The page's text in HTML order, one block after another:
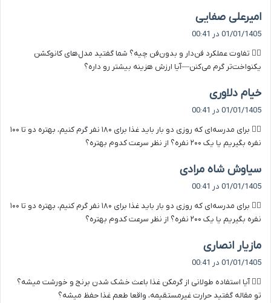
امیرعلی صفایی
ف
:
01/01/1405 در 00:41
۶️⃣ تفاوت عملکرد فن‌دار و بدون‌فن چیه؟ شما گفتید مدل‌های کانوکشن
یکنواخت‌تر گرم می‌کنن—آیا ارزش هزینه بیشتر رو داره؟
خیام دلاوری
ف
:
01/01/1405 در 00:41
۷️⃣ برای مدرسه‌ای که روزی دو بار باید غذا برای ۱۸۰ نفر گرم کنیم، بهتره دو تا ۱۰۰
نفره بگیریم یا یک ۲۰۰ نفره؟ از نظر سرعت کدوم بهتره؟
سیاوش شاه مرادی
:
01/01/1405 در 00:41
۷️⃣ برای مدرسه‌ای که روزی دو بار باید غذا برای ۱۸۰ نفر گرم کنیم، بهتره دو تا ۱۰۰
نفره بگیریم یا یک ۲۰۰ نفره؟ از نظر سرعت کدوم بهتره؟
مازیار انصاری
ف
:
01/01/1405 در 00:41
۲️⃣ آیا استفاده طولانی از گرمکن غذا باعث خشک شدن برنج و خورشت میشه؟
تو مقاله گفتید حرارت غیرمستقیمه، واقعا طعم غذا حفظ میشه؟